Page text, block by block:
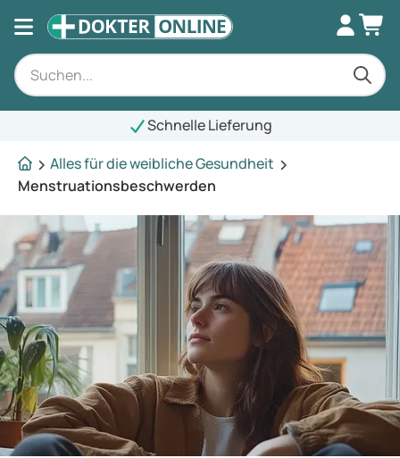
Schnelle Lieferung
Alles für die weibliche Gesundheit
Menstruationsbeschwerden